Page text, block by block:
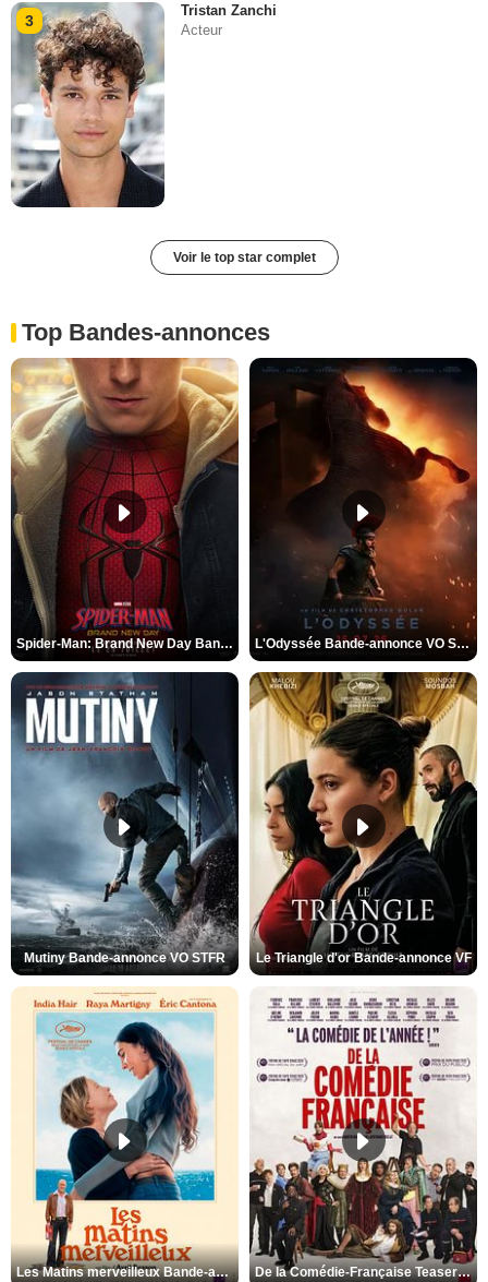
3
Tristan Zanchi
Acteur
Voir le top star complet
Top Bandes-annonces
Spider-Man: Brand New Day Bande-annonce VO STFR L'Odyssée Bande-annonce VO STFR
Mutiny Bande-annonce VO STFR Le Triangle d'or Bande-annonce VF
Les Matins merveilleux Bande-annonce VF De la Comédie-Française Teaser VF